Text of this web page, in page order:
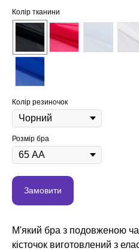
Колір тканини
Колір резиночок
Розмір бра
Замовити
М'який бра з подовженою
кісточок виготовлений з